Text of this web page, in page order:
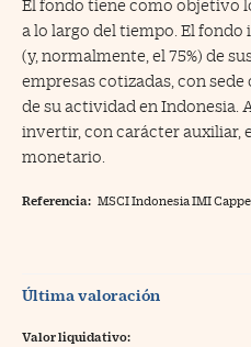
El fondo tiene como objetivo
a lo largo del tiempo. El
(y, normalmente, el 75%) de
empresas cotizadas, con
de su actividad en Indonesia.
invertir, con carácter auxiliar,
monetario.
Referencia: MSCI Indonesia IMI
Última valoración
Valor liquidativo: